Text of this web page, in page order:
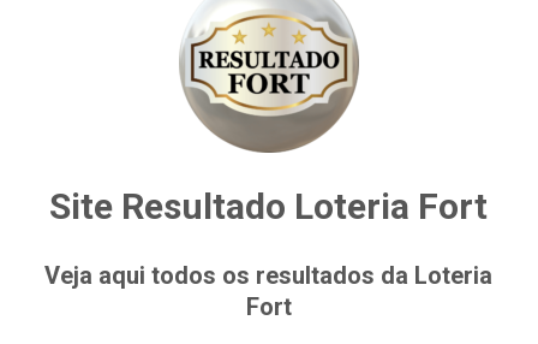
Site Resultado Loteria Fort
Veja aqui todos os resultados da Loteria
Fort